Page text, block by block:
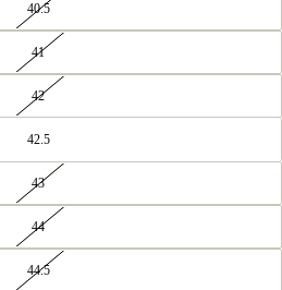
40.5
41
42
42.5
43
44
44.5